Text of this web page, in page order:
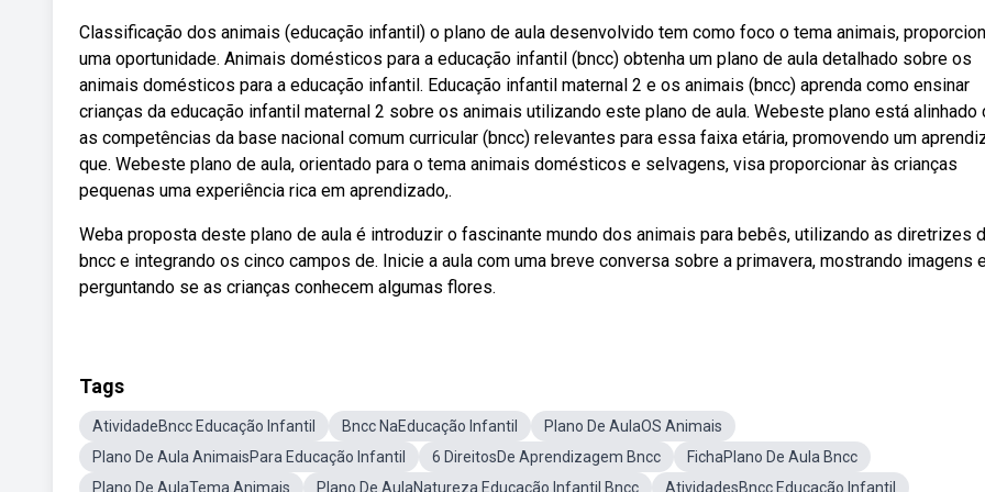
Classificação dos animais (educação infantil) o plano de aula desenvolvido tem como foco o tema animais,
uma oportunidade. Animais domésticos para a educação infantil (bncc) obtenha um plano de aula detalhado sobre os
animais domésticos para a educação infantil. Educação infantil maternal 2 e os animais (bncc) aprenda como ensinar
crianças da educação infantil maternal 2 sobre os animais utilizando este plano de aula. Webeste plano está alinhado
as competências da base nacional comum curricular (bncc) relevantes para essa faixa etária, promovendo um
que. Webeste plano de aula, orientado para o tema animais domésticos e selvagens, visa proporcionar às crianças
pequenas uma experiência rica em aprendizado,.
Weba proposta deste plano de aula é introduzir o fascinante mundo dos animais para bebês, utilizando as diretrizes
bncc e integrando os cinco campos de. Inicie a aula com uma breve conversa sobre a primavera, mostrando imagens
perguntando se as crianças conhecem algumas flores.
Tags
AtividadeBncc Educação Infantil Bncc NaEducação Infantil
Plano De AulaOS Animais
Plano De Aula AnimaisPara Educação Infantil
6 DireitosDe Aprendizagem Bncc
FichaPlano De Aula Bncc
Plano De AulaTema Animais
Plano De AulaNatureza Educação Infantil Bncc AtividadesBncc Educação Infantil